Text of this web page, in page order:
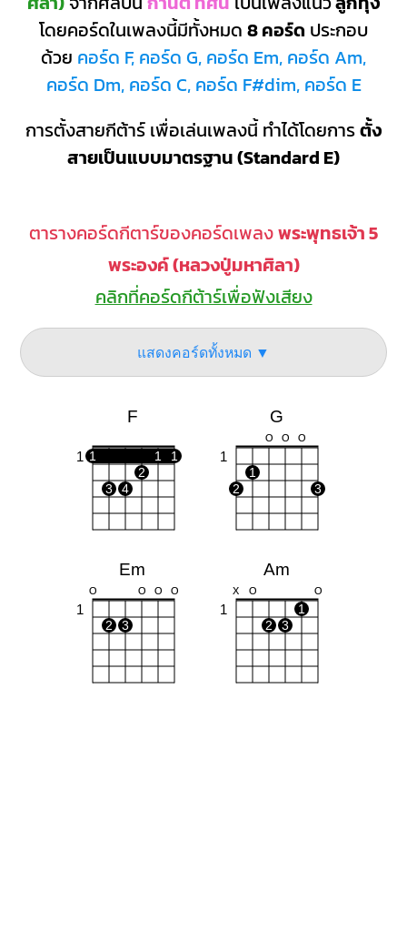
โดยคอร์ดในเพลงนี้มีทั้งหมด 8 คอร์ด ประกอบ
ด้วย คอร์ด F, คอร์ด G, คอร์ด Em, คอร์ด Am,
คอร์ด Dm, คอร์ด C, คอร์ด F#dim, คอร์ด E
การตั้งสายกีต้าร์ เพื่อเล่นเพลงนี้ ทำได้โดยการตั้ง
สายเป็นแบบมาตรฐาน (Standard E)
ตารางคอร์ดกีตาร์ของคอร์ดเพลงพระพุทธเจ้า 5
พระองค์ (หลวงปู่มหาศิลา)
คลิกที่คอร์ดกีต้าร์เพื่อฟังเสียง
แสดงคอร์ดทั้งหมด ▼
F
1 1 1
1
2
3
4
G
O O O
1
1
2
3
Em
O O O O
1
2 3
Am
X O O
1
1
2
3